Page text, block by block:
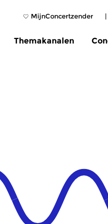
MijnConcertzender |
Themakanalen